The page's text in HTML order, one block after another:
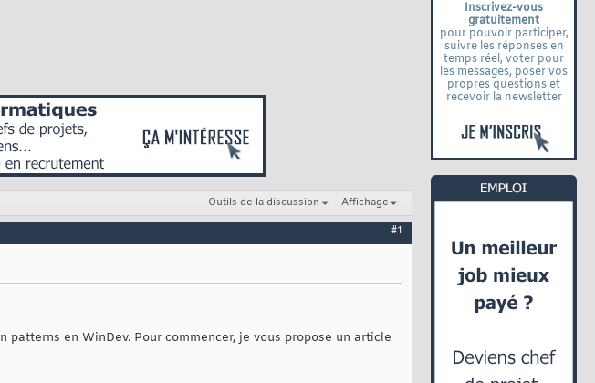
Inscrivez-vous
gratuitement
pour pouvoir participer,
suivre les réponses en
temps réel, voter pour
les messages, poser vos
propres questions et
recevoir la newsletter
Outils de la discussion Affichage
#1
en WinDev. Pour commencer, je vous propose un article